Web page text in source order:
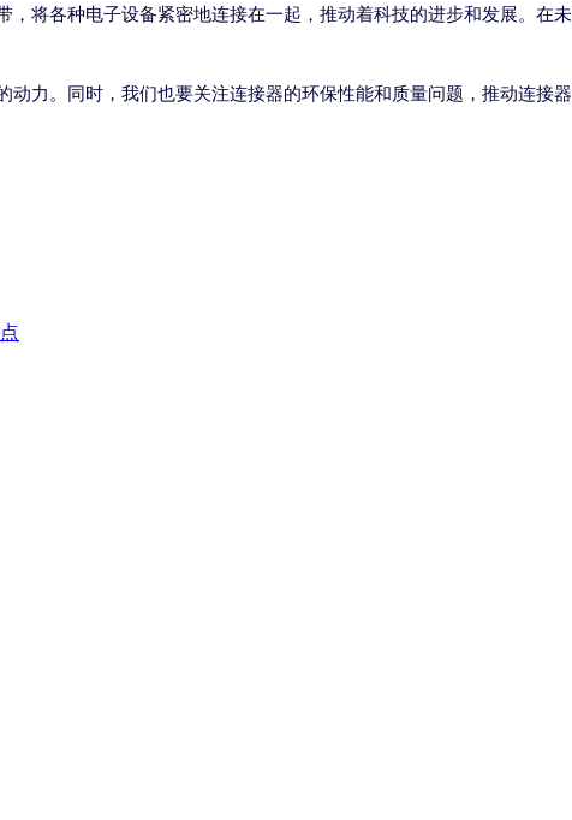
将各种电子设备紧密地连接在一起，推动着科技的进步和发展。在
力。同时，我们也要关注连接器的环保性能和质量问题，推动连接